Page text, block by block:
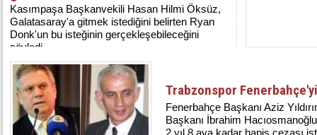
Kasımpaşa Başkanvekili Hasan Hilmi Öksüz,
Galatasaray'a gitmek istediğini belirten Ryan
Donk'un bu isteğinin gerçekleşebileceğini
söyledi.
Trabzonspor Fenerbahçe'yi
Fenerbahçe Başkanı Aziz
Başkanı İbrahim
2 yıl 8 aya kadar hapis cezası